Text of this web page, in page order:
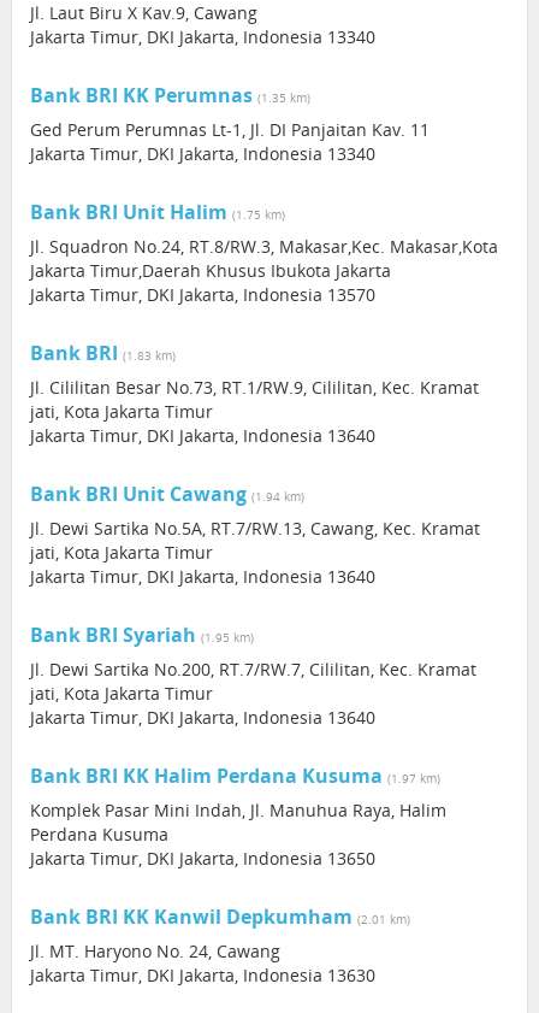
Jl. Laut Biru X Kav.9, Cawang
Jakarta Timur, DKI Jakarta, Indonesia 13340
Bank BRI KK Perumnas (1.35 km)
Ged Perum Perumnas Lt-1, Jl. DI Panjaitan Kav. 11
Jakarta Timur, DKI Jakarta, Indonesia 13340
Bank BRI Unit Halim (1.75 km)
Jl. Squadron No.24, RT.8/RW.3, Makasar,Kec. Makasar,Kota
Jakarta Timur,Daerah Khusus Ibukota Jakarta
Jakarta Timur, DKI Jakarta, Indonesia 13570
Bank BRI (1.83 km)
Jl. Cililitan Besar No.73, RT.1/RW.9, Cililitan, Kec. Kramat
jati, Kota Jakarta Timur
Jakarta Timur, DKI Jakarta, Indonesia 13640
Bank BRI Unit Cawang (1.94 km)
Jl. Dewi Sartika No.5A, RT.7/RW.13, Cawang, Kec. Kramat
jati, Kota Jakarta Timur
Jakarta Timur, DKI Jakarta, Indonesia 13640
Bank BRI Syariah (1.95 km)
Jl. Dewi Sartika No.200, RT.7/RW.7, Cililitan, Kec. Kramat
jati, Kota Jakarta Timur
Jakarta Timur, DKI Jakarta, Indonesia 13640
Bank BRI KK Halim Perdana Kusuma (1.97 km)
Komplek Pasar Mini Indah, Jl. Manuhua Raya, Halim
Perdana Kusuma
Jakarta Timur, DKI Jakarta, Indonesia 13650
Bank BRI KK Kanwil Depkumham (2.01 km)
Jl. MT. Haryono No. 24, Cawang
Jakarta Timur, DKI Jakarta, Indonesia 13630